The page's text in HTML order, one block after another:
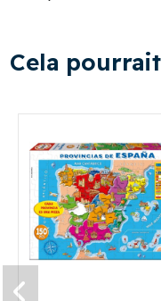
Cela